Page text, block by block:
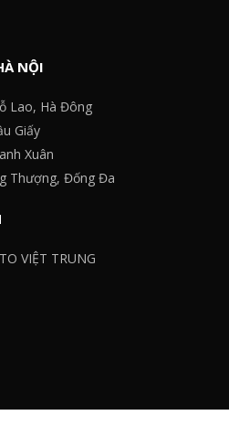
NỘI
Lao, Hà Đông
Giấy
Xuân
Thượng, Đống Đa
VIỆT TRUNG